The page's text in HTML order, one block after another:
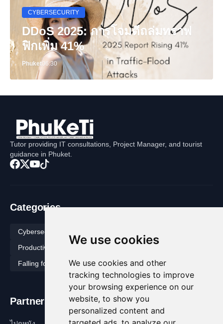
We use cookies
We use cookies and other
tracking technologies to improve
your browsing experience on our
website, to show you
personalized content and
CYBERSECURITY
DDoS 2025: การโจมตีถล่มทราฟ
ฟิกเพิ่ม 41%
Phuket06:30
Tutor providing IT consultations, Project Manager, and tourist
guidance in Phuket.
Categories
Cybersecurity
Productivity
Digital Immortal
Call Me Shadow
Falling for Fake
It’s Your Business Black Jasmine
Partners